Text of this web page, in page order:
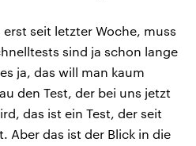
erst seit letzter Woche, muss
sind ja schon lange
ja, das will man kaum
den Test, der bei uns jetzt
das ist ein Test, der seit
Aber das ist der Blick in die